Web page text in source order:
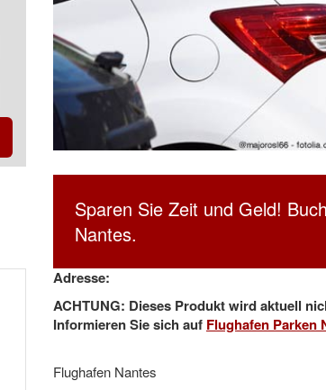
Sparen Sie Zeit und Geld!
Nantes.
Adresse:
ACHTUNG: Dieses Produkt wird aktuell
Informieren Sie sich auf Flughafen Parken
Flughafen Nantes